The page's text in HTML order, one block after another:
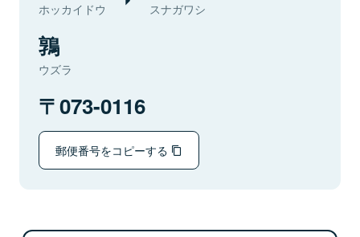
ホッカイドウ スナガワシ
鶉
ウズラ
073-0116
郵便番号をコピーする